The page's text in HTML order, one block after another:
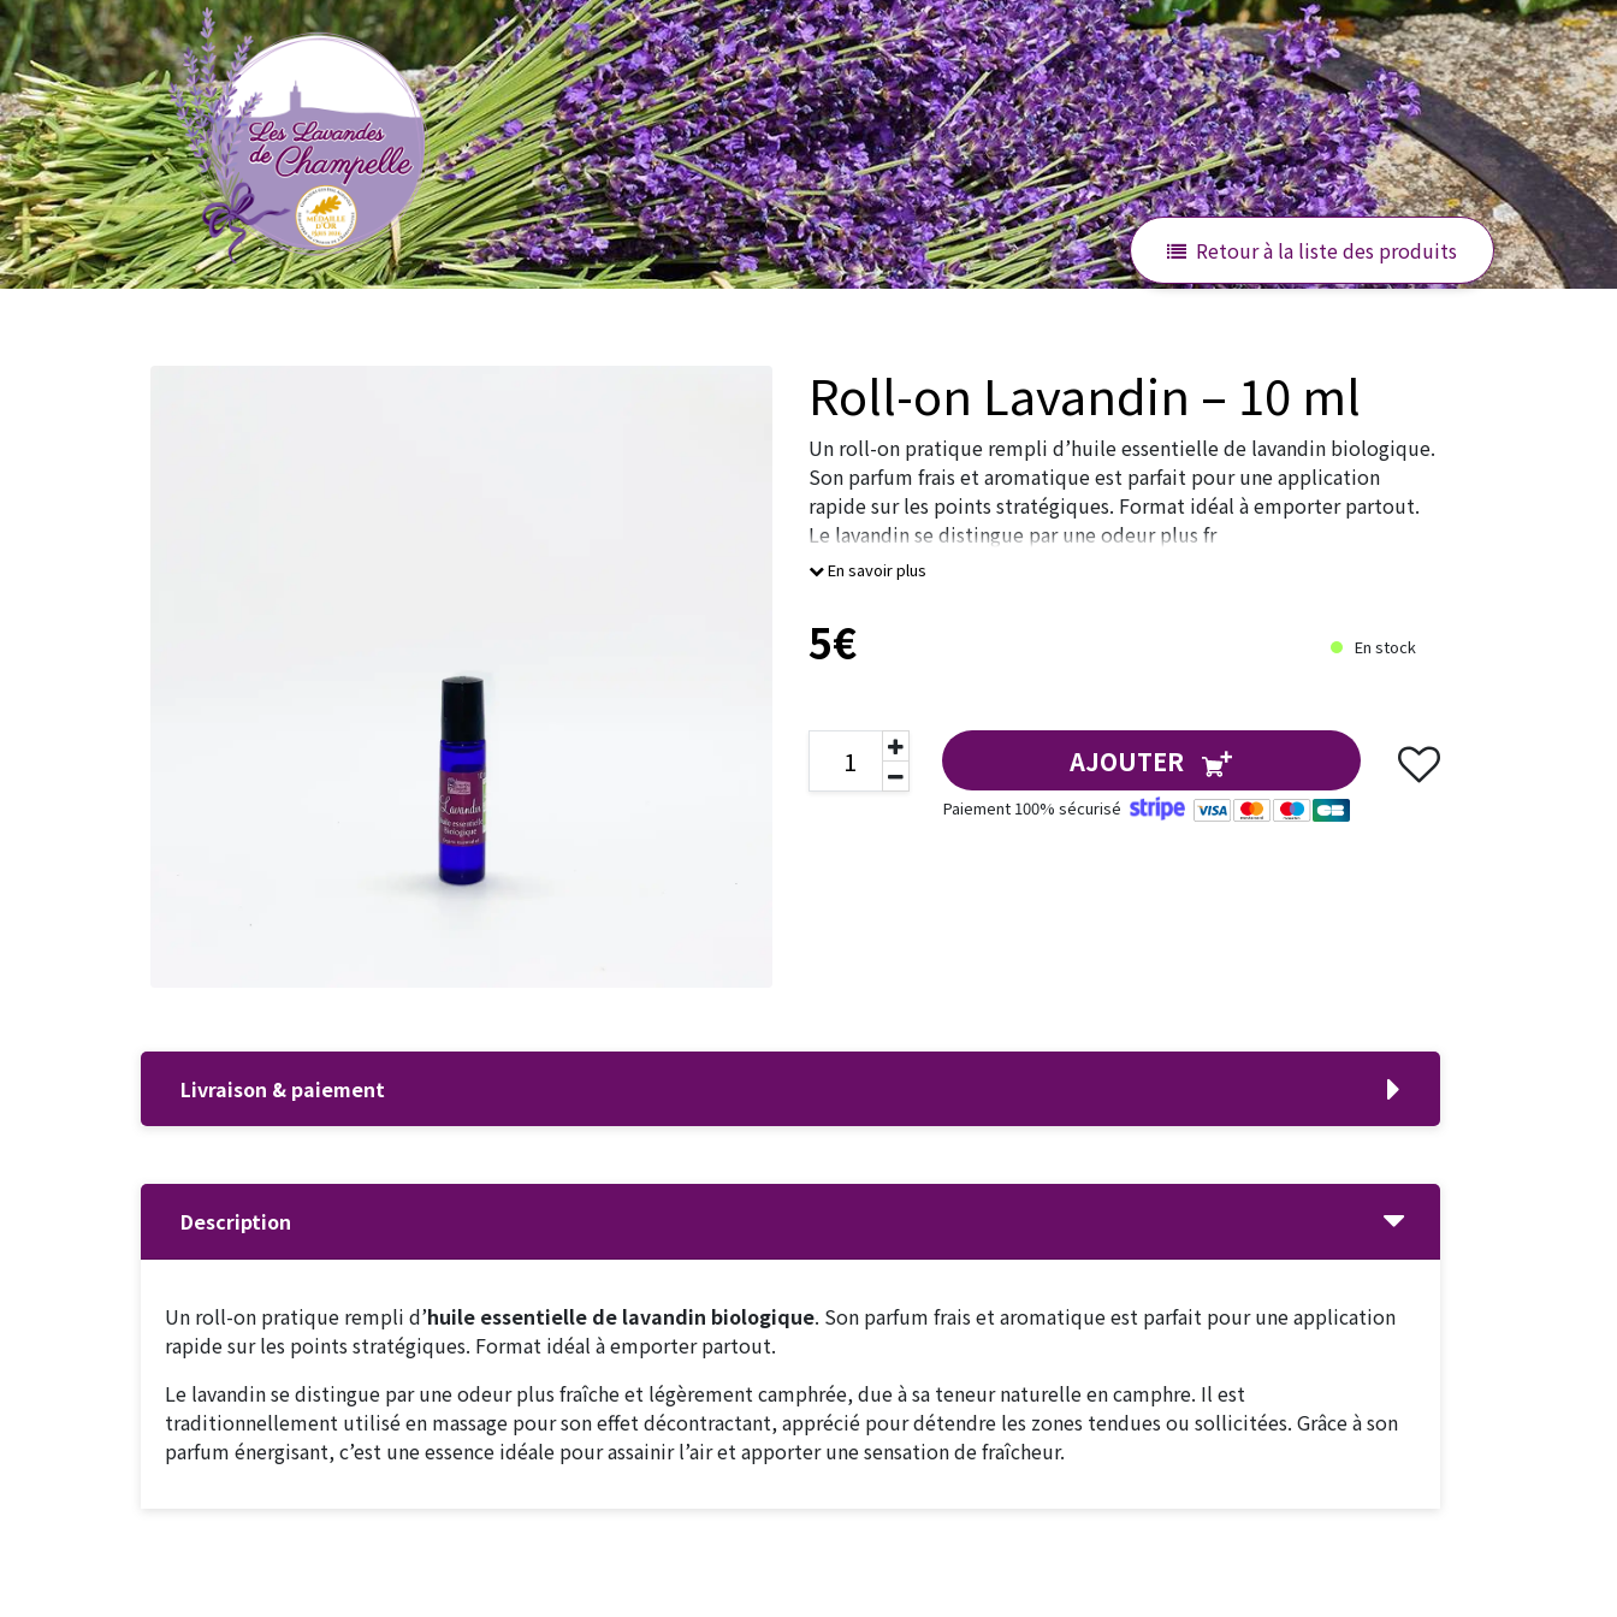
Retour à la liste des produits
Roll-on Lavandin – 10 ml
Un roll-on pratique rempli d’huile essentielle de lavandin biologique.
Son parfum frais et aromatique est parfait pour une application
rapide sur les points stratégiques. Format idéal à emporter partout.
Le lavandin se distingue par une odeur plus fr
En savoir plus
5€ En stock
AJOUTER
Paiement 100% sécurisé
Livraison & paiement
Description
Un roll-on pratique rempli d’huile essentielle de lavandin biologique. Son parfum frais et aromatique est parfait pour une application
rapide sur les points stratégiques. Format idéal à emporter partout.
Le lavandin se distingue par une odeur plus fraîche et légèrement camphrée, due à sa teneur naturelle en camphre. Il est
traditionnellement utilisé en massage pour son effet décontractant, apprécié pour détendre les zones tendues ou sollicitées. Grâce à son
parfum énergisant, c’est une essence idéale pour assainir l’air et apporter une sensation de fraîcheur.